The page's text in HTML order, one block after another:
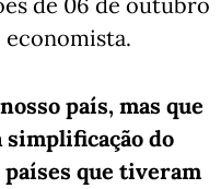
economista.
país, mas que
simplificação do
países que tiveram